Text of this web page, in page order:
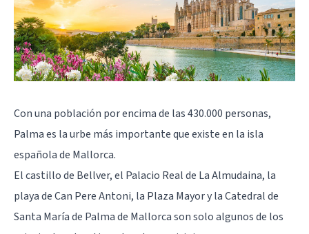
Con una población por encima de las 430.000 personas,
Palma es la urbe más importante que existe en la isla
española de Mallorca.
El castillo de Bellver, el Palacio Real de La Almudaina, la
playa de Can Pere Antoni, la Plaza Mayor y la Catedral de
Santa María de Palma de Mallorca son solo algunos de los